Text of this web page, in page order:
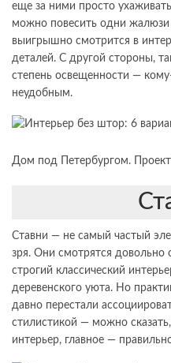
еще за ними просто
можно повесить одни жалюзи
выигрышно смотрится в
деталей. С другой стороны,
степень освещенности —
неудобным.
Дом под Петербургом. Проект
Ставни — не самый частый
зря. Они смотрятся довольно
строгий классический
деревенского уюта. Но
давно перестали
стилистикой — можно
интерьер, главное —